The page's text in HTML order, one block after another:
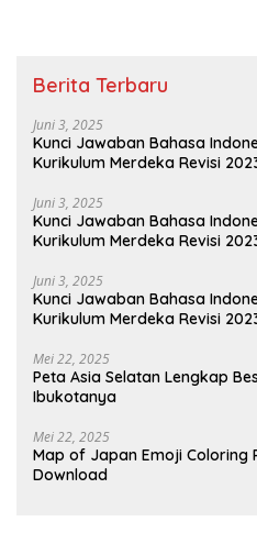
Berita Terbaru
Juni 3, 2025
Kunci Jawaban Bahasa
Kurikulum Merdeka Revisi
Juni 3, 2025
Kunci Jawaban Bahasa
Kurikulum Merdeka Revisi
Juni 3, 2025
Kunci Jawaban Bahasa
Kurikulum Merdeka Revisi
Mei 22, 2025
Peta Asia Selatan Lengkap
Ibukotanya
Mei 22, 2025
Map of Japan Emoji Coloring
Download